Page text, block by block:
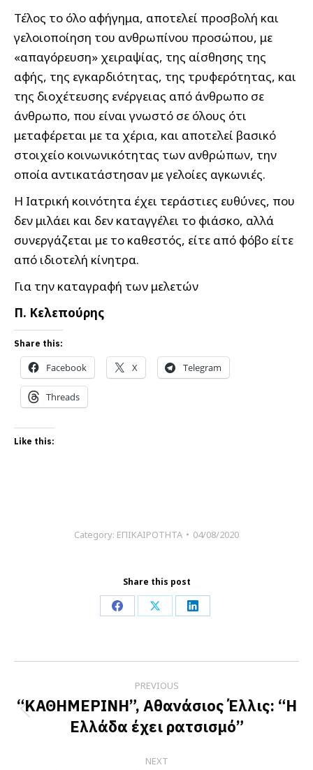
Τέλος το όλο αφήγημα, αποτελεί προσβολή και
γελοιοποίηση του ανθρωπίνου προσώπου, με
«απαγόρευση» χειραψίας, της αίσθησης της
αφής, της εγκαρδιότητας, της τρυφερότητας, και
της διοχέτευσης ενέργειας από άνθρωπο σε
άνθρωπο, που είναι γνωστό σε όλους ότι
μεταφέρεται με τα χέρια, και αποτελεί βασικό
στοιχείο κοινωνικότητας των ανθρώπων, την
οποία αντικατάστησαν με γελοίες αγκωνιές.
Η Ιατρική κοινότητα έχει τεράστιες ευθύνες, που
δεν μιλάει και δεν καταγγέλει το φιάσκο, αλλά
συνεργάζεται με το καθεστός, είτε από φόβο είτε
από ιδιοτελή κίνητρα.
Για την καταγραφή των μελετών
Π. Κελεπούρης
Share this:
Facebook X Telegram
Threads
Like this:
Category: ΕΠΙΚΑΙΡΟΤΗΤΑ 04/08/2020
Share this post
Share
Facebook
Share
X
Share
LinkedIn
navigation
PREVIOUS
Previous
post:
“ΚΑΘΗΜΕΡΙΝΗ”, Αθανάσιος Έλλις: “Η
Ελλάδα έχει ρατσισμό”
NEXT